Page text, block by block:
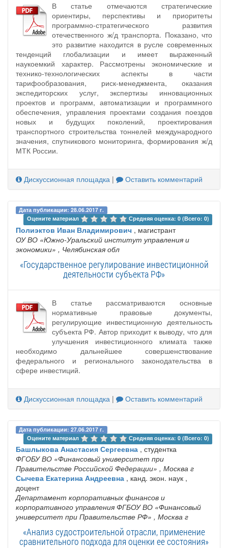
В статье отмечаются стратегические
ориентиры, перспективы и приоритеты
программно-стратегического развития
отечественного ж/д транспорта. Показано, что
это развитие находится в русле современных
тенденций глобализации и имеет выраженный
наукоемкий характер. Рассмотрены экономические и
технико-технологических аспекты в части
тарифообразования, риск-менеджмента, оказания
экспедиторских услуг, экспертизы инновационных
проектов и программ, автоматизации и программного
обеспечения, управления проектами создания поездов
новых и будущих поколений, проектирования
транспортного строительства тоннелей международного
значения, спутникового мониторинга, формирования ж/д
МТК России.
Дискуссионная площадка | Оставить комментарий
Дата публикации: 28.06.2017 г.
Оцените материал
Средняя оценка: 0 (Всего: 0)
Полиэктов Иван Владимирович , магистрант
ОУ ВО «Южно-Уральский институт управления и
экономики» , Челябинская обл
«Государственное регулирование инвестиционной
деятельности субъекта РФ»
В статье рассматриваются основные
нормативные правовые документы,
регулирующие инвестиционную деятельность
субъекта РФ. Автор приходит к выводу, что для
улучшения инвестиционного климата также
необходимо дальнейшее совершенствование
федерального и регионального законодательства в
сфере инвестиций.
Дискуссионная площадка | Оставить комментарий
Дата публикации: 27.06.2017 г.
Оцените материал
Средняя оценка: 0 (Всего: 0)
Башлыкова Анастасия Сергеевна , студентка
ФГОБУ ВО «Финансовый университет при
Правительстве Российской Федерации» , Москва г
Сычева Екатерина Андреевна , канд. экон. наук ,
доцент
Департамент корпоративных финансов и
корпоративного управления ФГБОУ ВО «Финансовый
университет при Правительстве РФ» , Москва г
«Анализ судостроительной отрасли, применение
сравнительного подхода для оценки ее состояния»